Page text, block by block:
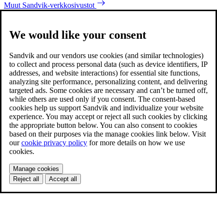
Muut Sandvik-verkkosivustot
We would like your consent
Sandvik and our vendors use cookies (and similar technologies)
to collect and process personal data (such as device identifiers, IP
addresses, and website interactions) for essential site functions,
analyzing site performance, personalizing content, and delivering
targeted ads. Some cookies are necessary and can’t be turned off,
while others are used only if you consent. The consent-based
cookies help us support Sandvik and individualize your website
experience. You may accept or reject all such cookies by clicking
the appropriate button below. You can also consent to cookies
based on their purposes via the manage cookies link below. Visit
ourcookie privacy policy for more details on how we use
cookies.
Manage cookies
Reject all
Accept all